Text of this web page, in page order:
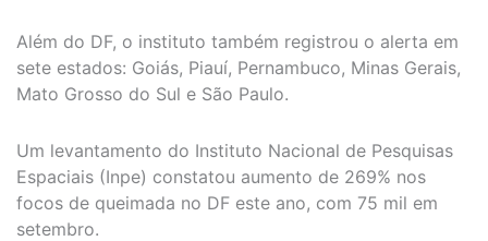
Além do DF, o instituto também registrou o alerta em
sete estados: Goiás, Piauí, Pernambuco, Minas Gerais,
Mato Grosso do Sul e São Paulo.
Um levantamento do Instituto Nacional de Pesquisas
Espaciais (Inpe) constatou aumento de 269% nos
focos de queimada no DF este ano, com 75 mil em
setembro.